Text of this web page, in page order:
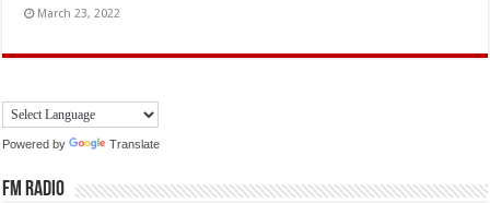
March 23, 2022
Powered by Translate
FM Radio